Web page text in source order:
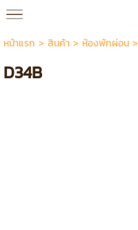
หน้าแรก > สินค้า> ห้องพักผ่อน>
D34B